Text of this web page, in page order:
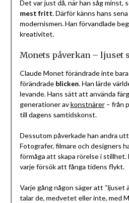
Det var just då, när han såg minst,
mest fritt. Därför känns hans
modernismen. Han förvandlade
kreativitet.
Monets påverkan – ljuset
Claude Monet förändrade inte
förändrade blicken. Han lärde
levande. Hans sätt att använda
generationer avkonstnärer– från
till dagens samtidskonst.
Dessutom påverkade han andra
Fotografer, filmare och designers
förmåga att skapa rörelse i stillhet.
varje försök att fånga tidens flykt.
Varje gång någon säger att “ljuset
talar de, medvetet eller inte, med